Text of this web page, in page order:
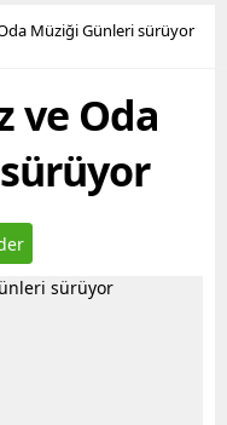
Müziği Günleri sürüyor
ve Oda